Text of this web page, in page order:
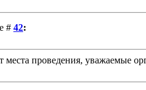
# 42:
места проведения, уважаемые